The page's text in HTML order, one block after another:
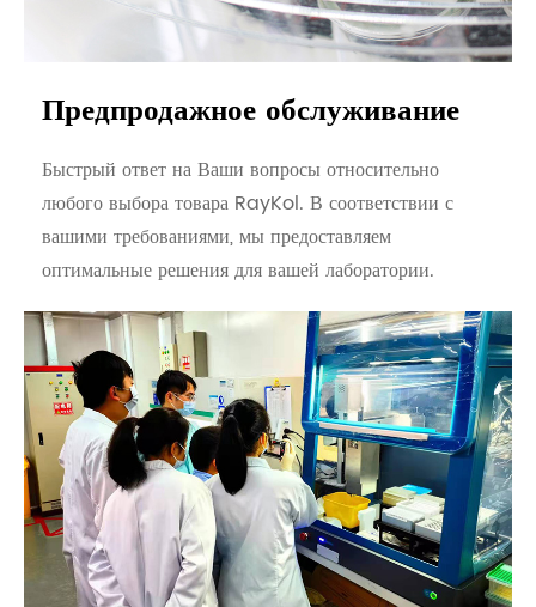
Предпродажное обслуживание
Быстрый ответ на Ваши вопросы относительно
любого выбора товара RayKol. В соответствии с
вашими требованиями, мы предоставляем
оптимальные решения для вашей лаборатории.